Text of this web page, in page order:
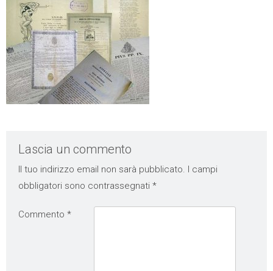
Lascia un commento
Il tuo indirizzo email non sarà pubblicato. I campi
obbligatori sono contrassegnati *
Commento *